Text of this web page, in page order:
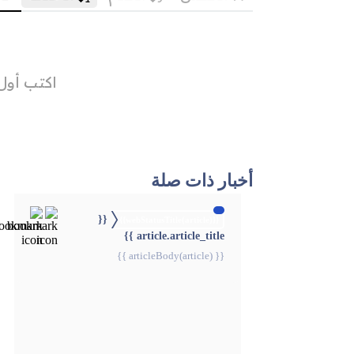
أخبار ذات صلة
{{
article.article_title }}
{{ articleBody(article) }}